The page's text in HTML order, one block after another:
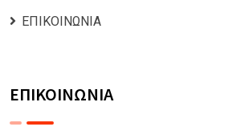
ΕΠΙΚΟΙΝΩΝΙΑ
ΕΠΙΚΟΙΝΩΝΙΑ